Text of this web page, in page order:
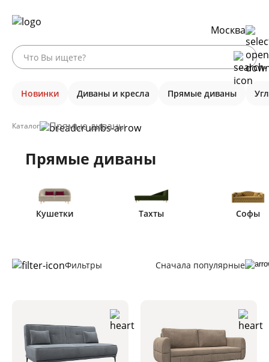
Москва
Новинки Диваны и кресла Прямые диваны
Каталог Прямые диваны
Прямые диваны
Кушетки Тахты Софы
Фильтры Сначала популярные